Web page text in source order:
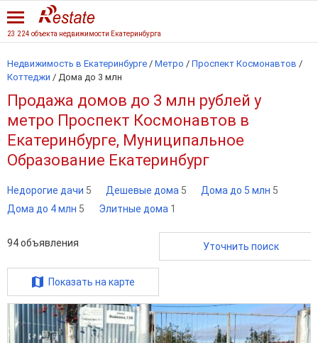
23 224 объекта недвижимости Екатеринбурга
Недвижимость в Екатеринбурге / Метро / Проспект Космонавтов /
Коттеджи / Дома до 3 млн
Продажа домов до 3 млн рублей у
метро Проспект Космонавтов в
Екатеринбурге, Муниципальное
Образование Екатеринбург
Недорогие дачи 5 Дешевые дома 5 Дома до 5 млн 5
Дома до 4 млн 5 Элитные дома 1
94объявления Уточнить поиск
Показать на карте